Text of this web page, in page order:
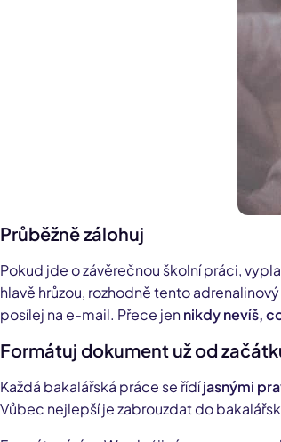
Průběžně zálohuj
Pokud jde o závěrečnou školní práci,
hlavě hrůzou, rozhodně tento
posílej na e-mail. Přece jennikdy nevíš,
Formátuj dokument už od
Každá bakalářská práce se řídíjasnými
Vůbec nejlepší je zabrouzdat do